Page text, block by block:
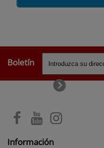
Boletín
Información